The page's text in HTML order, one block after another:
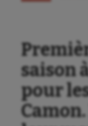
saison
pour